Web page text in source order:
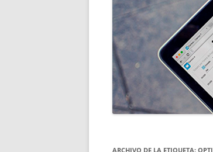
ARCHIVO DE LA ETIQUETA: